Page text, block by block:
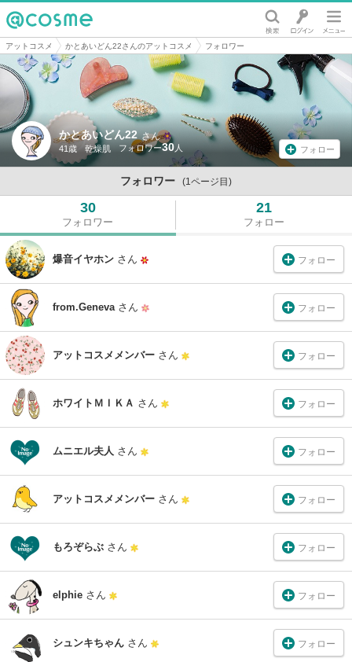
@cosme
アットコスメ かとあいどん22さんのアットコスメ フォロワー
かとあいどん22 さん
41歳 乾燥肌 30 フォロー
フォロワー (1ページ目)
30
フォロワー
21
フォロー
爆音イヤホン さん フォロー
from.Geneva さん フォロー
アットコスメメンバー さん フォロー
ホワイトＭＩＫＡ さん フォロー
ムニエル夫人 さん フォロー
アットコスメメンバー さん フォロー
もろぞらぶ さん フォロー
elphie さん フォロー
シュンキちゃん さん フォロー